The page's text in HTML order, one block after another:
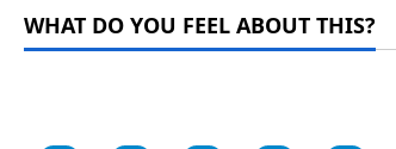
WHAT DO YOU FEEL ABOUT THIS?